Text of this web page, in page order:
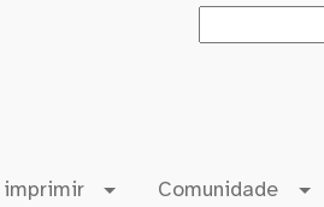
imprimir Comunidade